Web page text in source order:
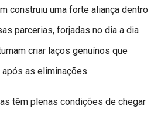
construiu uma forte aliança dentro
parcerias, forjadas no dia a dia
criar laços genuínos que
as eliminações.
têm plenas condições de chegar